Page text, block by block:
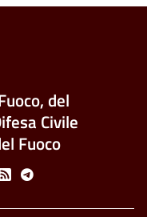
del
Civile
Fuoco
Telegram